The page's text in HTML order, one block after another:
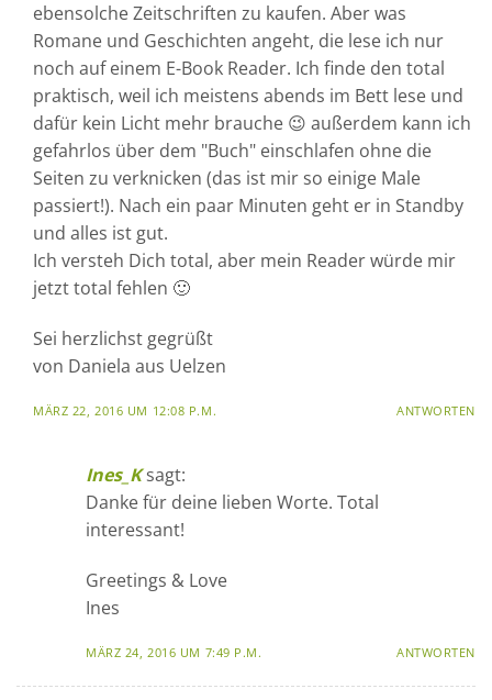
ebensolche Zeitschriften zu kaufen. Aber was
Romane und Geschichten angeht, die lese ich nur
noch auf einem E-Book Reader. Ich finde den total
praktisch, weil ich meistens abends im Bett lese und
dafür kein Licht mehr brauche 😉 außerdem kann ich
gefahrlos über dem "Buch" einschlafen ohne die
Seiten zu verknicken (das ist mir so einige Male
passiert!). Nach ein paar Minuten geht er in Standby
und alles ist gut.
Ich versteh Dich total, aber mein Reader würde mir
jetzt total fehlen 🙂
Sei herzlichst gegrüßt
von Daniela aus Uelzen
MÄRZ 22, 2016 UM 12:08 P.M. ANTWORTEN
Ines_K sagt:
Danke für deine lieben Worte. Total
interessant!
Greetings & Love
Ines
MÄRZ 24, 2016 UM 7:49 P.M. ANTWORTEN